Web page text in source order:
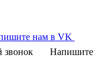
нам в VK
звонок
Напишите